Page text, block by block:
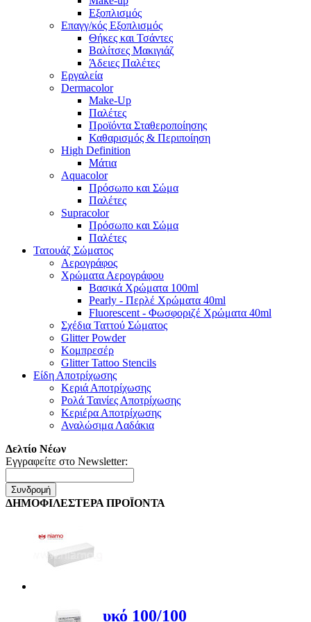
Εξοπλισμός
Επαγγ/κός Εξοπλισμός
Θήκες και Τσάντες
Βαλίτσες Μακιγιάζ
Άδειες Παλέτες
Εργαλεία
Dermacolor
Make-Up
Παλέτες
Προϊόντα Σταθεροποίησης
Καθαρισμός & Περιποίηση
High Definition
Μάτια
Aquacolor
Πρόσωπο και Σώμα
Παλέτες
Supracolor
Πρόσωπο και Σώμα
Παλέτες
Τατουάζ Σώματος
Αερογράφος
Χρώματα Αερογράφου
Βασικά Χρώματα 100ml
Pearly - Περλέ Χρώματα 40ml
Fluorescent - Φωσφοριζέ Χρώματα 40ml
Σχέδια Ταττού Σώματος
Glitter Powder
Κομπρεσέρ
Glitter Tattoo Stencils
Είδη Αποτρίχωσης
Κεριά Αποτρίχωσης
Ρολά Ταινίες Αποτρίχωσης
Κεριέρα Αποτρίχωσης
Αναλώσιμα Λαδάκια
Δελτίο Νέων
Εγγραφείτε στο Newsletter:
Συνδρομή
ΔΗΜΟΦΙΛΕΣΤΕΡΑ ΠΡΟΪΟΝΤΑ
Buffer Λευκό 100/100